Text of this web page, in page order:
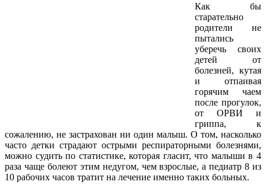
Как бы
старательно
родители не
пытались
уберечь своих
детей от
болезней, кутая
и отпаивая
горячим чаем
после прогулок,
от ОРВИ и
гриппа, к
сожалению, не застрахован ни один малыш. О том, насколько
часто детки страдают острыми респираторными болезнями,
можно судить по статистике, которая гласит, что малыши в 4
раза чаще болеют этим недугом, чем взрослые, а педиатр 8 из
10 рабочих часов тратит на лечение именно таких больных.